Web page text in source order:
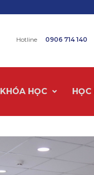
Hotline 0906 714 140
KHÓA HỌC HỌC